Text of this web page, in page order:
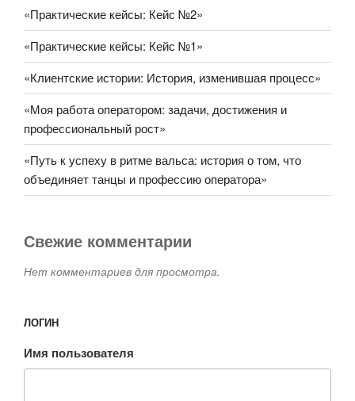
«Практические кейсы: Кейс №2»
«Практические кейсы: Кейс №1»
«Клиентские истории: История, изменившая процесс»
«Моя работа оператором: задачи, достижения и
профессиональный рост»
«Путь к успеху в ритме вальса: история о том, что
объединяет танцы и профессию оператора»
Свежие комментарии
Нет комментариев для просмотра.
ЛОГИН
Имя пользователя